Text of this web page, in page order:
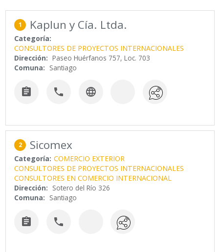
1 Kaplun y Cía. Ltda.
Categoría:
CONSULTORES DE PROYECTOS INTERNACIONALES
Dirección: Paseo Huérfanos 757, Loc. 703
Comuna: Santiago
  
2 Sicomex
Categoría: COMERCIO EXTERIOR
CONSULTORES DE PROYECTOS INTERNACIONALES
CONSULTORES EN COMERCIO INTERNACIONAL
Dirección: Sotero del Río 326
Comuna: Santiago
 